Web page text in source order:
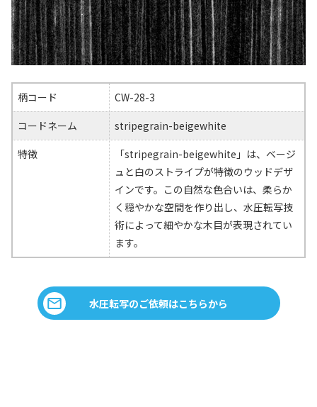
柄コード
CW-28-3
コードネーム
stripegrain-beigewhite
特徴
「stripegrain-beigewhite」は、ベージ
ュと白のストライプが特徴のウッドデザ
インです。この自然な色合いは、柔らか
く穏やかな空間を作り出し、水圧転写技
術によって細やかな木目が表現されてい
ます。
水圧転写のご依頼はこちらから